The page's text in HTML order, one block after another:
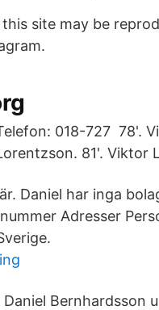
site may be
018-727 78'.
81'. Viktor
Daniel har inga
Adresser
Bernhardsson